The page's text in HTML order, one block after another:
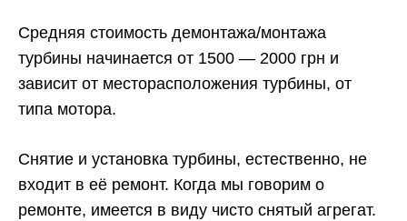
Средняя стоимость демонтажа/монтажа
турбины начинается от 1500 — 2000 грн и
зависит от месторасположения турбины, от
типа мотора.
Снятие и установка турбины, естественно, не
входит в её ремонт. Когда мы говорим о
ремонте, имеется в виду чисто снятый агрегат.